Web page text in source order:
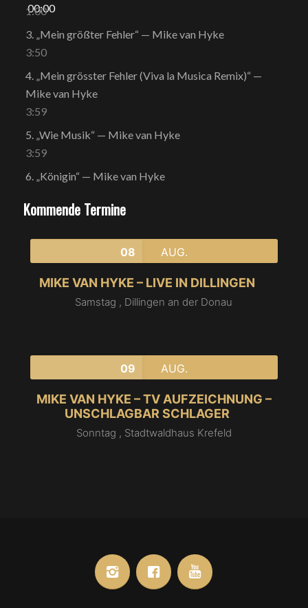
00:00
1:00
3. „Mein größter Fehler“ — Mike van Hyke
3:50
4. „Mein grösster Fehler (Viva la Musica Remix)“ —
Mike van Hyke
3:59
5. „Wie Musik“ — Mike van Hyke
3:59
6. „Königin“ — Mike van Hyke
Kommende Termine
08 AUG.
MIKE VAN HYKE – LIVE IN DILLINGEN
Samstag , Dillingen an der Donau
09 AUG.
MIKE VAN HYKE – TV AUFZEICHNUNG –
UNSCHLAGBAR SCHLAGER
Sonntag , Stadtwaldhaus Krefeld